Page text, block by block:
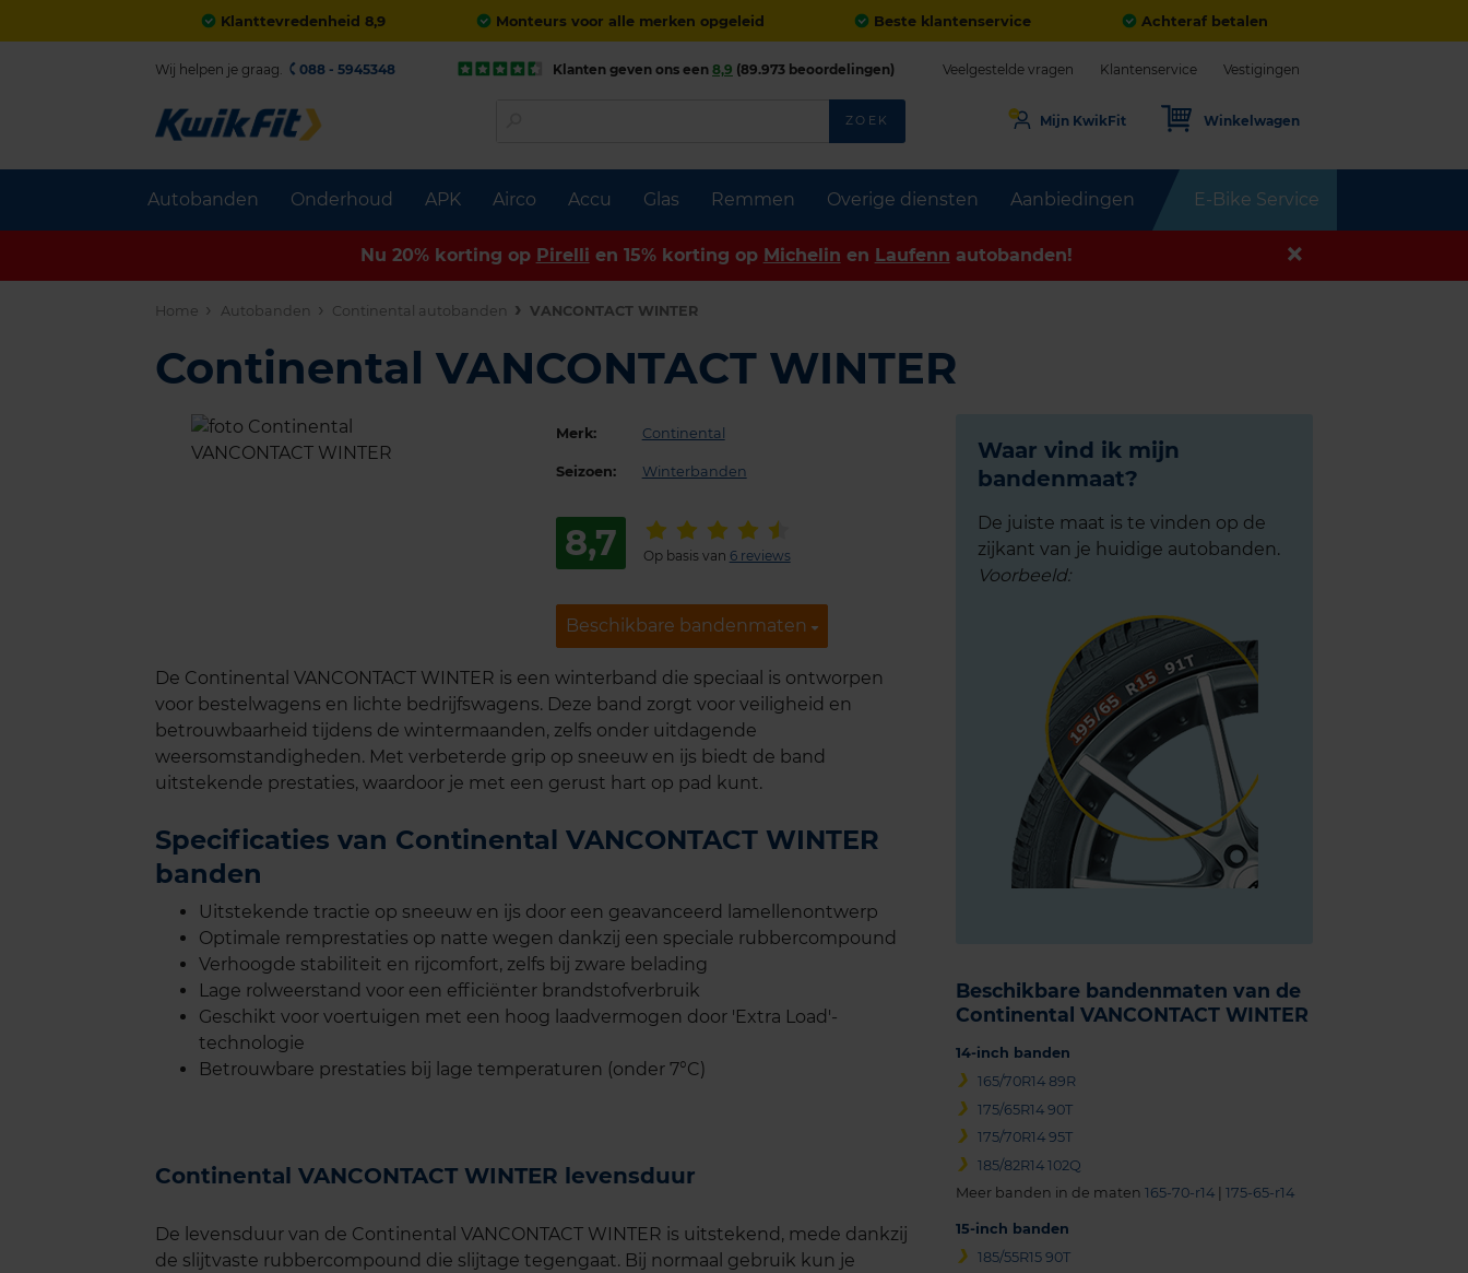
Klanttevredenheid 8,9 Monteurs voor alle merken opgeleid Beste klantenservice Achteraf betalen
Autobanden Onderhoud APK Airco Accu Glas Remmen Overige diensten Aanbiedingen E-Bike Service
Wij helpen je graag. 088 - 5945348 Klanten geven ons een 8,9 (89.973 beoordelingen) Veelgestelde vragen Klantenservice Vestigingen
ZOEK Mijn KwikFit Winkelwagen
Nu 20% korting op Pirelli en 15% korting op Michelin en Laufenn autobanden!
Home Autobanden Continental autobanden VANCONTACT WINTER
Continental VANCONTACT WINTER
Waar vind ik mijn
bandenmaat?
De juiste maat is te vinden op de
zijkant van je huidige autobanden.
Voorbeeld:
Beschikbare bandenmaten van de
Continental VANCONTACT WINTER
14-inch banden
165/70R14 89R
175/65R14 90T
175/70R14 95T
185/82R14 102Q
Meer banden in de maten165-70-r14 |175-65-r14
15-inch banden
185/55R15 90T
Merk: Continental
Seizoen: Winterbanden
8,7 Op basis van 6 reviews
Beschikbare bandenmaten
Beschikbare bandenmaten
De Continental VANCONTACT WINTER is een winterband die speciaal is ontworpen
voor bestelwagens en lichte bedrijfswagens. Deze band zorgt voor veiligheid en
betrouwbaarheid tijdens de wintermaanden, zelfs onder uitdagende
weersomstandigheden. Met verbeterde grip op sneeuw en ijs biedt de band
uitstekende prestaties, waardoor je met een gerust hart op pad kunt.
Specificaties van Continental VANCONTACT WINTER
banden
Uitstekende tractie op sneeuw en ijs door een geavanceerd lamellenontwerp
Optimale remprestaties op natte wegen dankzij een speciale rubbercompound
Verhoogde stabiliteit en rijcomfort, zelfs bij zware belading
Lage rolweerstand voor een efficiënter brandstofverbruik
Geschikt voor voertuigen met een hoog laadvermogen door 'Extra Load'-
technologie
Betrouwbare prestaties bij lage temperaturen (onder 7°C)
Continental VANCONTACT WINTER levensduur
De levensduur van de Continental VANCONTACT WINTER is uitstekend, mede dankzij
de slijtvaste rubbercompound die slijtage tegengaat. Bij normaal gebruik kun je